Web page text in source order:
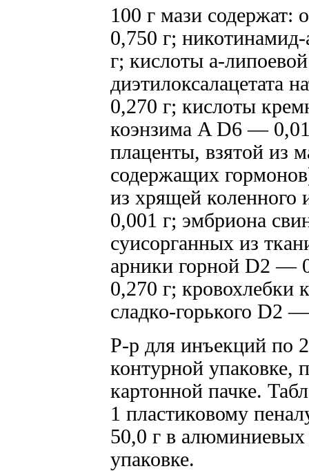
100 г мази содержат:
0,750 г;
г; кислоты а-
0,270 г; кислоты
коэнзима A D6 —
плаценты, взятой из
содержащих
из хрящей коленного
0,001 г; эмбриона
суисорганных из
арники горной D2 —
0,270 г; кровохлебки
сладко-горького D2
Р-р для инъекций по
контурной упаковке,
картонной пачке.
1 пластиковому
50,0 г в алюминиевых
упаковке.